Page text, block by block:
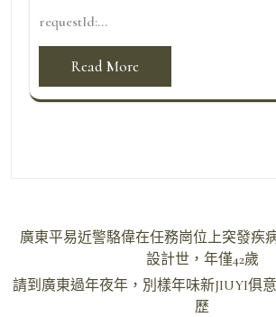
requestId:...
Read More
文
導
廣東平易近警駱偉在任務崗位上突發疾
設計世，年僅42歲
請到廣東過年夜年，別樣年味新JIUYI俱
歷